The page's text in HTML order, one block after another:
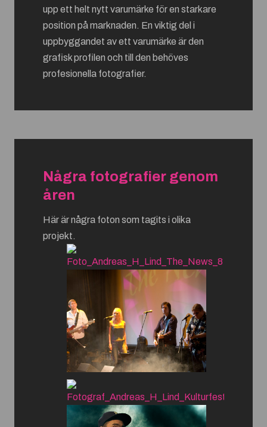
upp ett helt nytt varumärke för en starkare
position på marknaden. En viktig del i
uppbyggandet av ett varumärke är den
grafisk profilen och till den behöves
profesionella fotografier.
Några fotografier genom
åren
Här är några foton som tagits i olika
projekt.